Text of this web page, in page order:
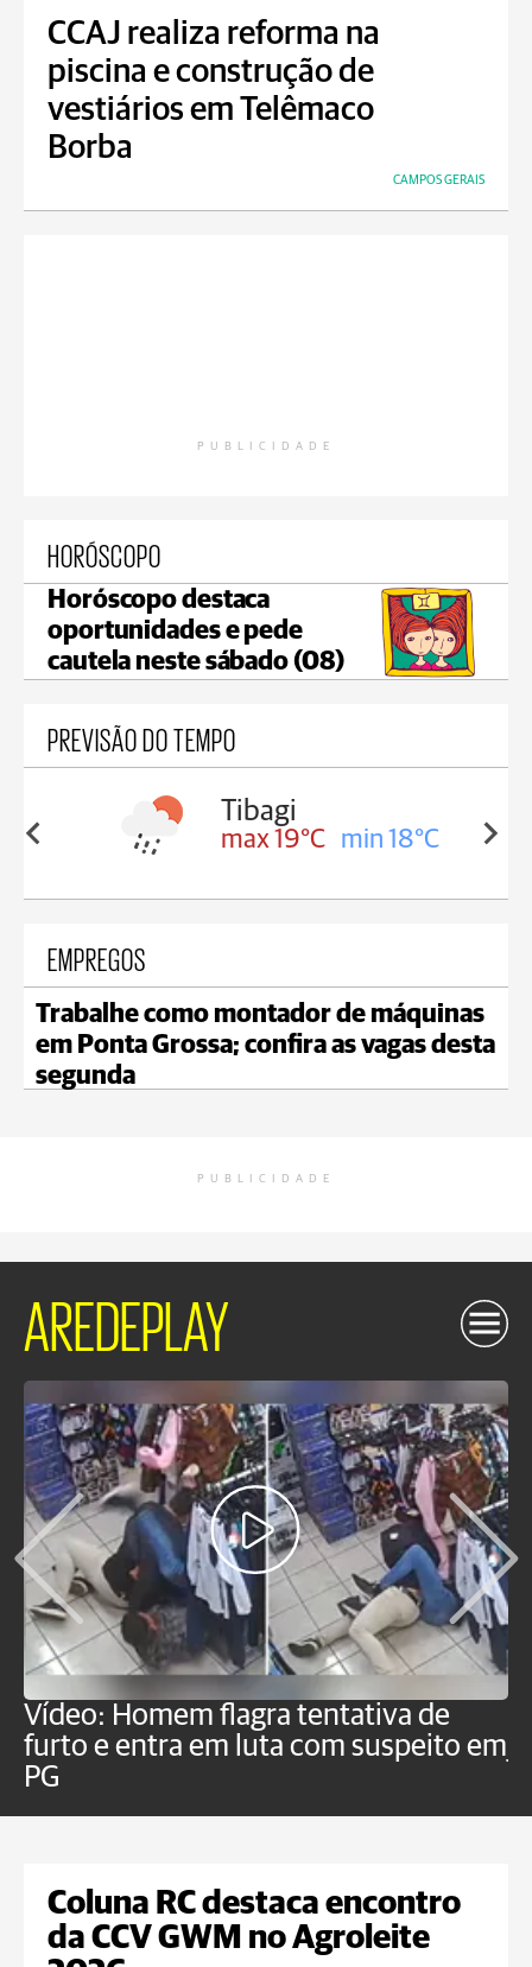
CCAJ realiza reforma na
piscina e construção de
vestiários em Telêmaco
Borba
CAMPOS GERAIS
PUBLICIDADE
HORÓSCOPO
Horóscopo destaca
oportunidades e pede
cautela neste sábado (08)
PREVISÃO DO TEMPO
18°C
Tibagi
max 19°C min 18°C
EMPREGOS
Trabalhe como montador de máquinas
em Ponta Grossa; confira as vagas desta
segunda
PUBLICIDADE
AREDEPLAY
Vídeo: Homem flagra tentativa de
furto e entra em luta com suspeito em
PG
Coluna RC destaca encontro
da CCV GWM no Agroleite